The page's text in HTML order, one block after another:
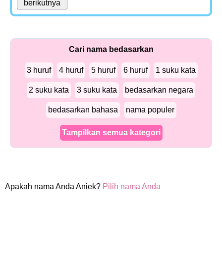
Cari nama bedasarkan
3 huruf 4 huruf 5 huruf 6 huruf 1 suku kata
2 suku kata 3 suku kata bedasarkan negara
bedasarkan bahasa nama populer
Tampilkan semua kategori
Apakah nama Anda Aniek? Pilih nama Anda